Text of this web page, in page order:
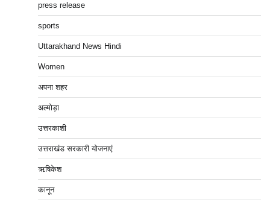
press release
sports
Uttarakhand News Hindi
Women
अपना शहर
अल्मोड़ा
उत्तरकाशी
उत्तराखंड सरकारी योजनाएं
ऋषिकेश
कानून